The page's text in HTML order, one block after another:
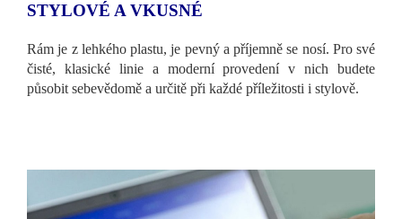
STYLOVÉ A VKUSNÉ
Rám je z lehkého plastu, je pevný a příjemně se nosí. Pro své
čisté, klasické linie a moderní provedení v nich budete
působit sebevědomě a určitě při každé příležitosti i stylově.